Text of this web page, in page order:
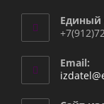
Единый
Email: